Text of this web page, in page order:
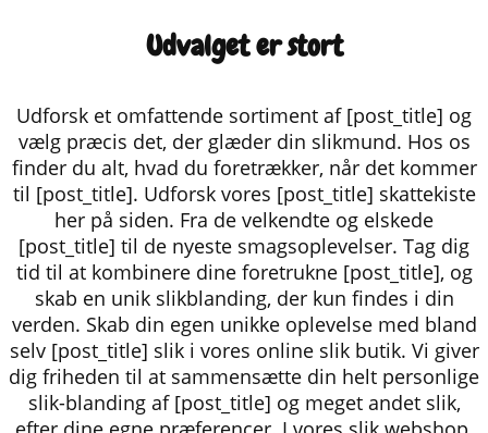
Udvalget er stort
Udforsk et omfattende sortiment af [post_title] og
vælg præcis det, der glæder din slikmund. Hos os
finder du alt, hvad du foretrækker, når det kommer
til [post_title]. Udforsk vores [post_title] skattekiste
her på siden. Fra de velkendte og elskede
[post_title] til de nyeste smagsoplevelser. Tag dig
tid til at kombinere dine foretrukne [post_title], og
skab en unik slikblanding, der kun findes i din
verden. Skab din egen unikke oplevelse med bland
selv [post_title] slik i vores online slik butik. Vi giver
dig friheden til at sammensætte din helt personlige
slik-blanding af [post_title] og meget andet slik,